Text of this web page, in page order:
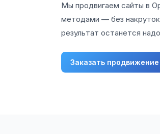
Мы продвигаем сайты в
методами — без
результат останется
Заказать